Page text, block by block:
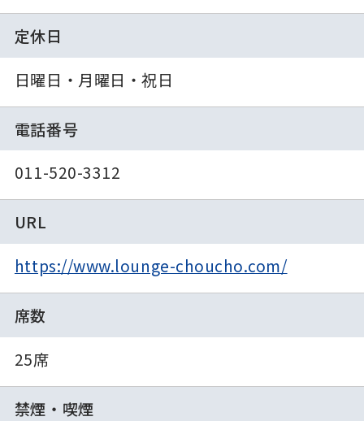
定休日
日曜日・月曜日・祝日
電話番号
011-520-3312
URL
https://www.lounge-choucho.com/
席数
25席
禁煙・喫煙